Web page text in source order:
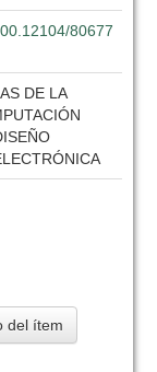
80677
DE LA
del ítem